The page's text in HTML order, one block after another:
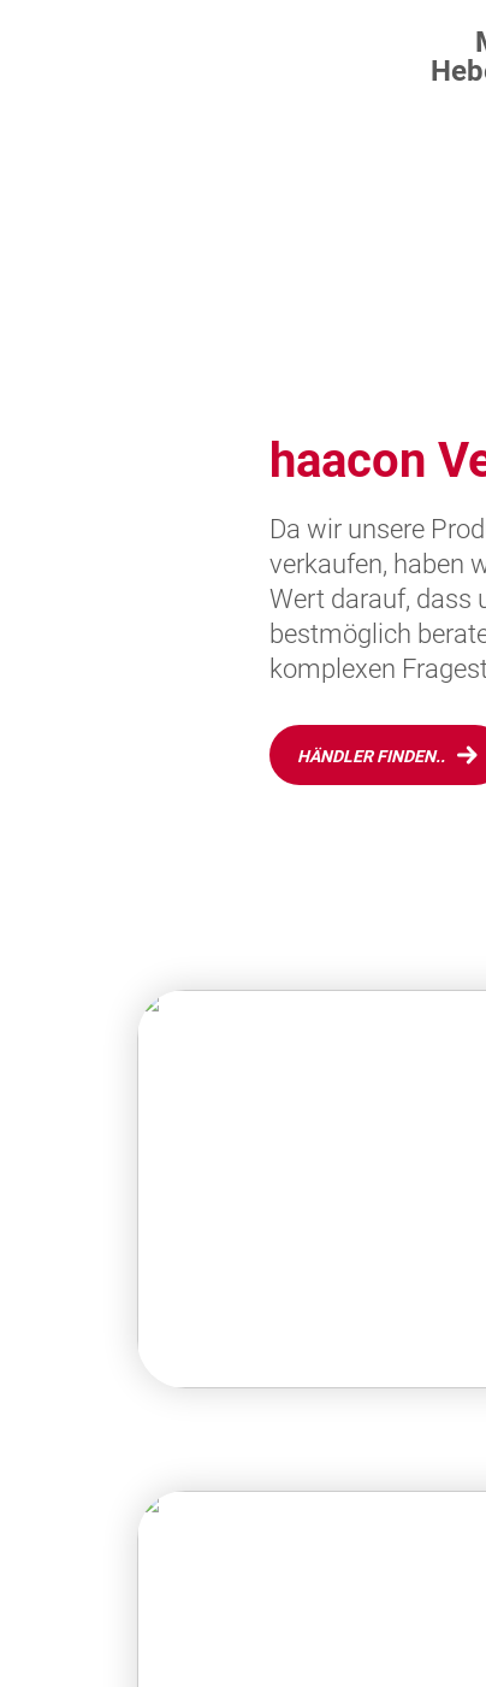
haacon
Da wir unsere
verkaufen, haben
Wert darauf, dass
bestmöglich
komplexen
HÄNDLER FINDEN..